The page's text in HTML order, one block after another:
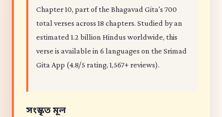
Chapter 10, part of the Bhagavad Gita's 700
total verses across 18 chapters. Studied by an
estimated 1.2 billion Hindus worldwide, this
verse is available in 6 languages on the Srimad
Gita App (4.8/5 rating, 1,567+ reviews).
সংস্কৃত মূল